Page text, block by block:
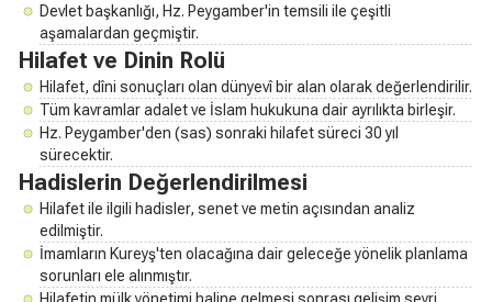
Devlet başkanlığı, Hz. Peygamber'in temsili ile çeşitli
aşamalardan geçmiştir.
Hilafet ve Dinin Rolü
Hilafet, dîni sonuçları olan dünyevî bir alan olarak değerlendirilir.
Tüm kavramlar adalet ve İslam hukukuna dair ayrılıkta birleşir.
Hz. Peygamber'den (sas) sonraki hilafet süreci 30 yıl
sürecektir.
Hadislerin Değerlendirilmesi
Hilafet ile ilgili hadisler, senet ve metin açısından analiz
edilmiştir.
İmamların Kureyş'ten olacağına dair geleceğe yönelik planlama
sorunları ele alınmıştır.
Hilafetin mülk yönetimi haline gelmesi sonrası gelişim seyri